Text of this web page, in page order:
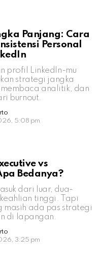
Panjang: Cara
Personal
profil LinkedIn-mu
strategi jangka
analitik, dan
burnout.
5:08 pm
vs
Bedanya?
dari luar, dua-
tinggi. Tapi
masih ada pas strategi
di lapangan.
3:25 pm